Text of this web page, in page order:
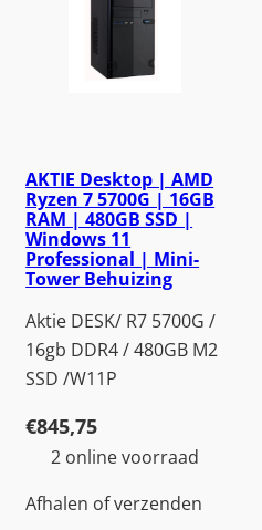
AKTIE Desktop | AMD
Ryzen 7 5700G | 16GB
RAM | 480GB SSD |
Windows 11
Professional | Mini-
Tower Behuizing
Aktie DESK/ R7 5700G /
16gb DDR4 / 480GB M2
SSD /W11P
€845,75
2 online voorraad
Afhalen of verzenden